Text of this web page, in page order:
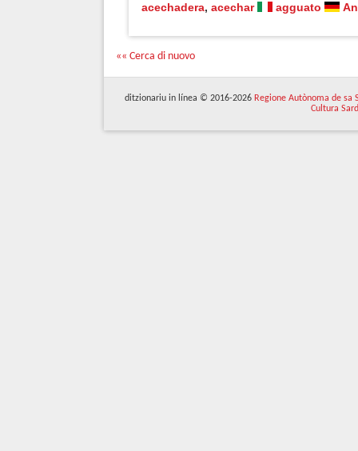
acechadera, acechar agguato
«« Cerca di nuovo
ditzionariu in línea © 2016-2026 Regione Autònoma de sa
Cultura